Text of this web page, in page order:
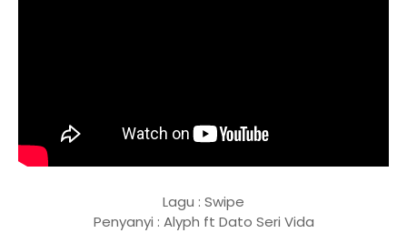
Lagu : Swipe
Penyanyi : Alyph ft Dato Seri Vida